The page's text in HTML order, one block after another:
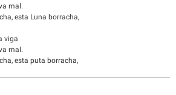
mal.
esta Luna borracha,
viga
mal.
esta puta borracha,